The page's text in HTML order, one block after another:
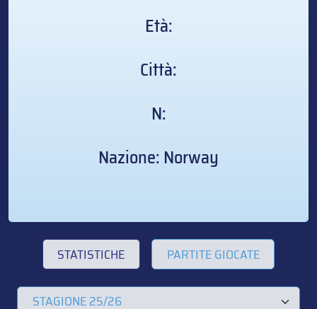
Età:
Città:
N:
Nazione: Norway
STATISTICHE PARTITE GIOCATE